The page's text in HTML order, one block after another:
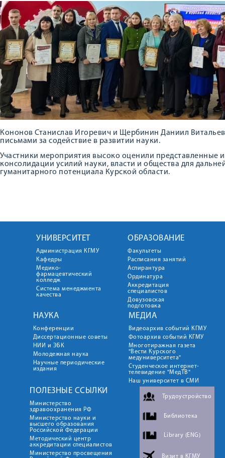
Кононов Станислав Игоревич и Щербинин Даниил
письмами за содействие в развитии науки.
Участники мероприятия высоко оценили представленные
консолидации усилий науки, власти и общества для
гуманитарного потенциала Курской области.
УНИВЕРСИТЕТ
Администрация КГМУ
Кафедры
Медико-
фармацевтический
колледж
Система менеджмента
качества
ОБРАЗОВАНИЕ
Факультеты
Расписания занятий
Аспирантура
Ординатура
Аккредитация
специалистов
Довузовская
подготовка
НАУКА
Конференции
Диссертационные советы
НИИ и ЭБК
Молодежная наука
Научные периодические
издания
МЕДИА
Видеоархив событий КГМУ
Фотоархив событий КГМУ
Многотиражная газета
"Вести Курского
медуниверситета"
Студенческое интернет-
телевидение "МедТВ"
Наш университет в СМИ
ПОЛЕЗНЫЕ ССЫЛКИ
Министерство
здравоохранения РФ
Министерство науки и
высшего образования
Российской Федерации
Методический центр
аккредитации специалистов
Министерство просвещения
Трудоустройство
Библиотека
Library (ENG)
Визит в КГМУ